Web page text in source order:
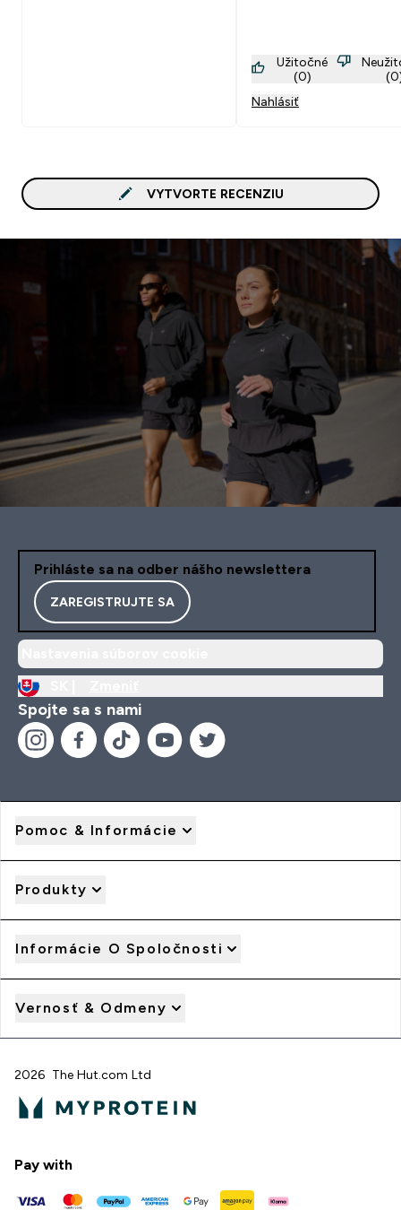
Užitočné
(0)
Nahlásiť
VYTVORTE RECENZIU
Prihláste sa na odber nášho newslettera
ZAREGISTRUJTE SA
Spojte sa s nami
Pomoc & Informácie
Produkty
Informácie O Spoločnosti
Vernosť & Odmeny
2026 The Hut.com Ltd
Pay with